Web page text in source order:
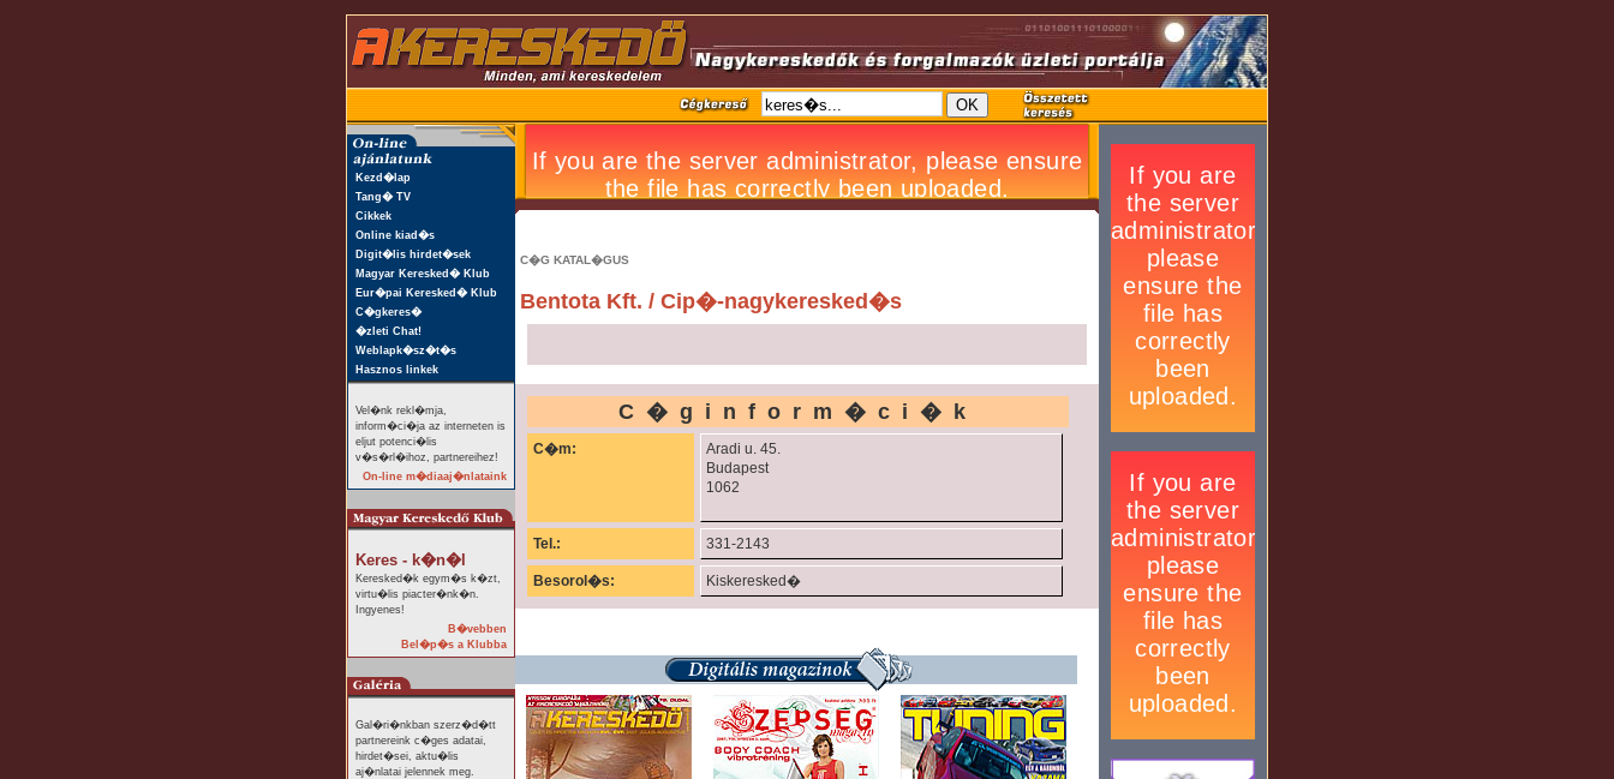
Kezd�lap
Tang� TV
Cikkek
Online kiad�s
Digit�lis hirdet�sek
Magyar Keresked� Klub
Eur�pai Keresked� Klub
C�gkeres�
�zleti Chat!
Weblapk�sz�t�s
Hasznos linkek
Vel�nk rekl�mja,
inform�ci�ja az interneten is
eljut potenci�lis
v�s�rl�ihoz, partnereihez!
On-line m�diaaj�nlataink
Keres - k�n�l
Keresked�k egym�s k�zt,
virtu�lis piacter�nk�n.
Ingyenes!
B�vebben
Bel�p�s a Klubba
Gal�ri�nkban szerz�d�tt
partnereink c�ges adatai,
hirdet�sei, aktu�lis
aj�nlatai jelennek meg.
C�G KATAL�GUS
Bentota Kft. / Cip�-nagykeresked�s
C�ginform�ci�k
C�m:
Aradi u. 45.
Budapest
1062
Tel.: 331-2143
Besorol�s: Kiskeresked�